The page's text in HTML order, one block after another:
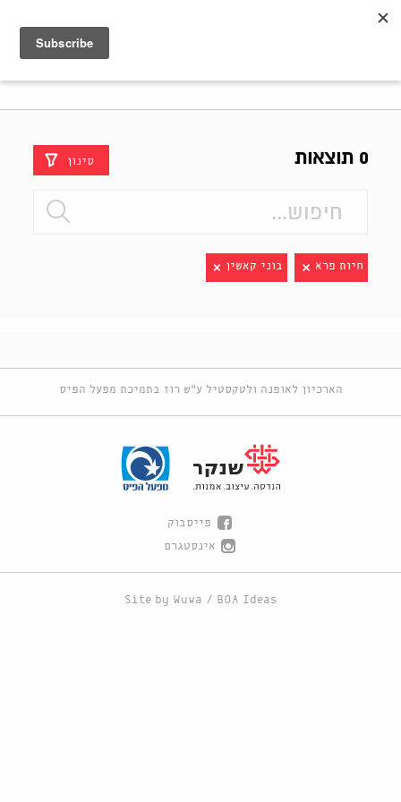
0 תוצאות סינון
חיות פרא בוני קאשין
הארכיון לאופנה ולטקסטיל ע"ש רוז בתמיכת מפעל הפיס
פייסבוק
אינסטגרם
Site by Wuwa / BOA Ideas